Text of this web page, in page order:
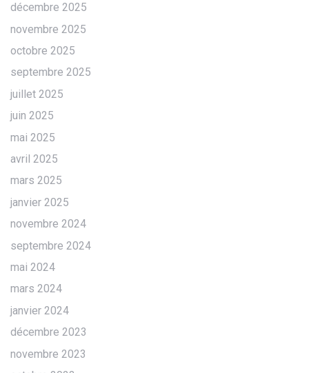
décembre 2025
novembre 2025
octobre 2025
septembre 2025
juillet 2025
juin 2025
mai 2025
avril 2025
mars 2025
janvier 2025
novembre 2024
septembre 2024
mai 2024
mars 2024
janvier 2024
décembre 2023
novembre 2023